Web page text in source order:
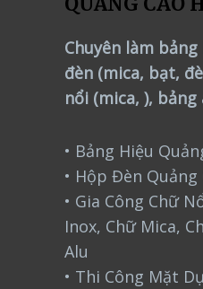
Chuyên làm
đèn (mica, bạt,
nổi (mica, ), bảng
• Bảng Hiệu
• Hộp Đèn Quảng
• Gia Công Chữ
Inox, Chữ Mica,
Alu
• Thi Công Mặt